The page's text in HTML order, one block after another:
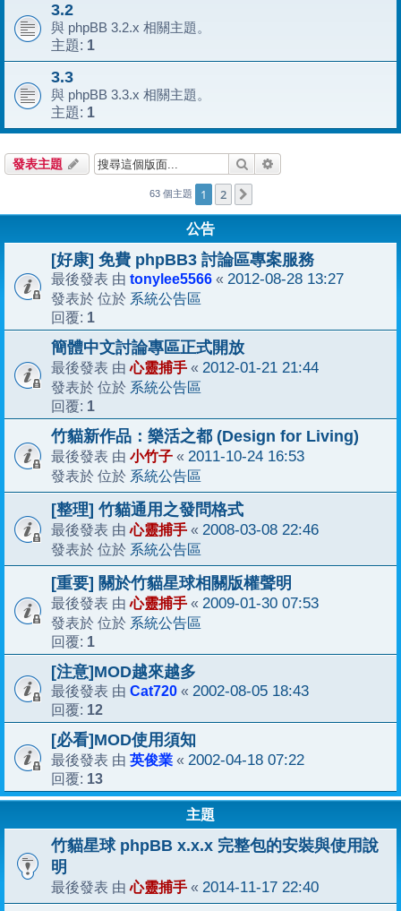
3.2
與 phpBB 3.2.x 相關主題。
主題: 1
3.3
與 phpBB 3.3.x 相關主題。
主題: 1
發表主題 搜尋
63 個主題 1 2
公告
[好康] 免費 phpBB3 討論區專案服務
最後發表 由 tonylee5566 « 2012-08-28 13:27
發表於 位於 系統公告區
回覆: 1
簡體中文討論專區正式開放
最後發表 由心靈捕手 « 2012-01-21 21:44
發表於 位於 系統公告區
回覆: 1
竹貓新作品：樂活之都 (Design for Living)
最後發表 由 小竹子 « 2011-10-24 16:53
發表於 位於 系統公告區
[整理] 竹貓通用之發問格式
最後發表 由心靈捕手 « 2008-03-08 22:46
發表於 位於 系統公告區
[重要] 關於竹貓星球相關版權聲明
最後發表 由心靈捕手 « 2009-01-30 07:53
發表於 位於 系統公告區
回覆: 1
[注意]MOD越來越多
最後發表 由 Cat720 « 2002-08-05 18:43
回覆: 12
[必看]MOD使用須知
最後發表 由 英俊業 « 2002-04-18 07:22
回覆: 13
主題
竹貓星球 phpBB x.x.x 完整包的安裝與使用說
明
最後發表 由心靈捕手 « 2014-11-17 22:40